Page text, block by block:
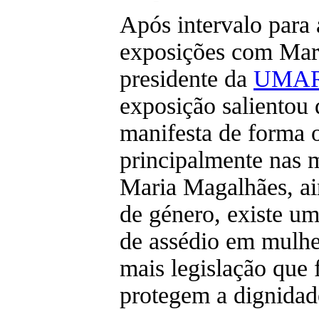
Após intervalo para
exposições com
presidente da
exposição salientou
manifesta de forma
principalmente nas
Maria Magalhães,
de género, existe
de assédio em
mais legislação que
protegem a